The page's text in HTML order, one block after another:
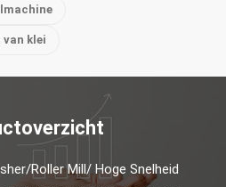
van klei
Roller Mill/ Hoge Snelheid